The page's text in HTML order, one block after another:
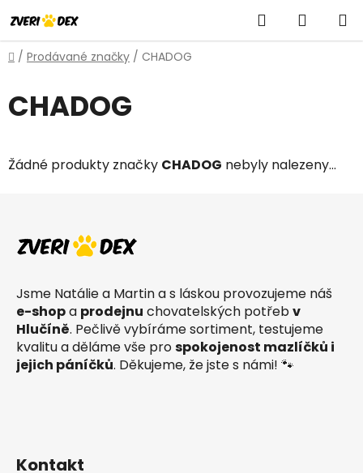
na
obsah
Hledat
KOŠÍK
Domů
/ Prodávané značky / CHADOG
CHADOG
Žádné produkty značky CHADOG nebyly nalezeny...
Jsme Natálie a Martin a s láskou provozujeme náš
e-shopa prodejnu chovatelských potřebv
Hlučíně. Pečlivě vybíráme sortiment, testujeme
kvalitu a děláme vše prospokojenost mazlíčků i
jejich páníčků. Děkujeme, že jste s námi! 🐾
Kontakt